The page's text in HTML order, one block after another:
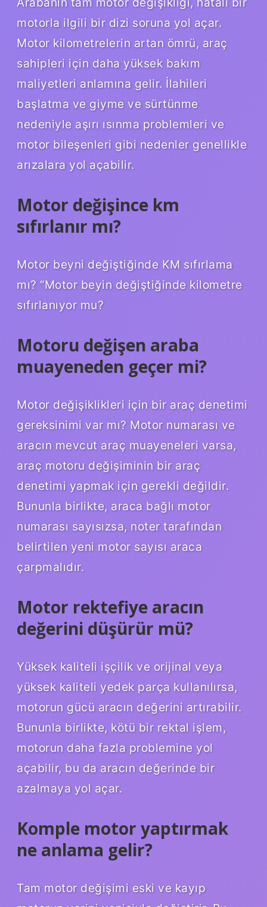
motorla ilgili bir dizi soruna yol açar.
Motor kilometrelerin artan ömrü, araç
sahipleri için daha yüksek bakım
maliyetleri anlamına gelir. İlahileri
başlatma ve giyme ve sürtünme
nedeniyle aşırı ısınma problemleri ve
motor bileşenleri gibi nedenler genellikle
arızalara yol açabilir.
Motor değişince km
sıfırlanır mı?
Motor beyni değiştiğinde KM sıfırlama
mı? “Motor beyin değiştiğinde kilometre
sıfırlanıyor mu?
Motoru değişen araba
muayeneden geçer mi?
Motor değişiklikleri için bir araç denetimi
gereksinimi var mı? Motor numarası ve
aracın mevcut araç muayeneleri varsa,
araç motoru değişiminin bir araç
denetimi yapmak için gerekli değildir.
Bununla birlikte, araca bağlı motor
numarası sayısızsa, noter tarafından
belirtilen yeni motor sayısı araca
çarpmalıdır.
Motor rektefiye aracın
değerini düşürür mü?
Yüksek kaliteli işçilik ve orijinal veya
yüksek kaliteli yedek parça kullanılırsa,
motorun gücü aracın değerini artırabilir.
Bununla birlikte, kötü bir rektal işlem,
motorun daha fazla problemine yol
açabilir, bu da aracın değerinde bir
azalmaya yol açar.
Komple motor yaptırmak
ne anlama gelir?
Tam motor değişimi eski ve kayıp